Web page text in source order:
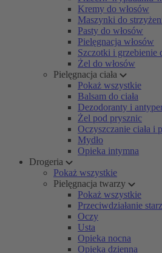
Kremy do włosów
Maszynki do
Pasty do włosów
Pielęgnacja włosów
Szczotki i grzebienie
Żel do włosów
Pielęgnacja ciała
Pokaż wszystkie
Balsam do ciała
Dezodoranty i
Żel pod prysznic
Oczyszczanie ciała i
Mydło
Opieka intymna
Drogeria
Pokaż wszystkie
Pielęgnacja twarzy
Pokaż wszystkie
Przeciwdziałanie
Oczy
Usta
Opieka nocna
Opieka dzienna